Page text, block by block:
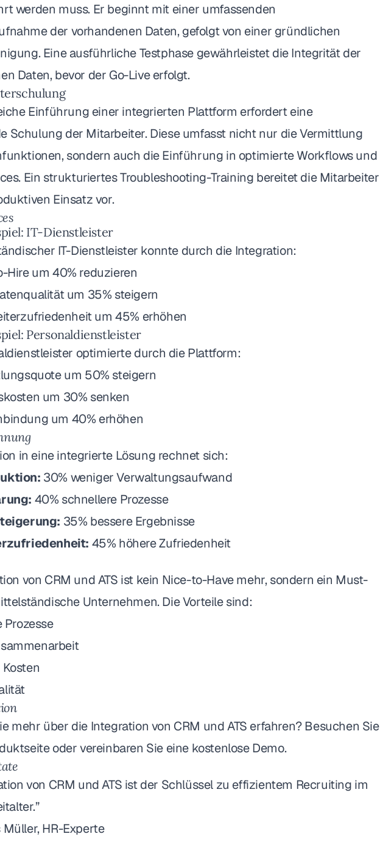
werden muss. Er beginnt mit einer umfassenden
der vorhandenen Daten, gefolgt von einer gründlichen
Eine ausführliche Testphase gewährleistet die Integrität der
Daten, bevor der Go-Live erfolgt.
Einführung einer integrierten Plattform erfordert eine
Schulung der Mitarbeiter. Diese umfasst nicht nur die Vermittlung
sondern auch die Einführung in optimierte Workflows und
Ein strukturiertes Troubleshooting-Training bereitet die Mitarbeiter
Einsatz vor.
IT-Dienstleister
IT-Dienstleister konnte durch die Integration:
Hire um 40% reduzieren
um 35% steigern
um 45% erhöhen
Personaldienstleister
optimierte durch die Plattform:
um 50% steigern
um 30% senken
um 40% erhöhen
in eine integrierte Lösung rechnet sich:
30% weniger Verwaltungsaufwand
40% schnellere Prozesse
35% bessere Ergebnisse
45% höhere Zufriedenheit
von CRM und ATS ist kein Nice-to-Have mehr, sondern ein Must-
Unternehmen. Die Vorteile sind:
Prozesse
mehr über die Integration von CRM und ATS erfahren? Besuchen Sie
oder vereinbaren Sie eine kostenlose Demo.
von CRM und ATS ist der Schlüssel zu effizientem Recruiting im
Müller, HR-Experte